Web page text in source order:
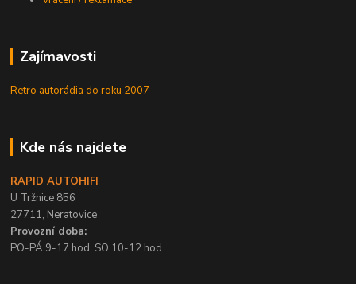
Zajímavosti
Retro autorádia do roku 2007
Kde nás najdete
RAPID AUTOHIFI
U Tržnice 856
27711, Neratovice
Provozní doba:
PO-PÁ 9-17 hod, SO 10-12 hod